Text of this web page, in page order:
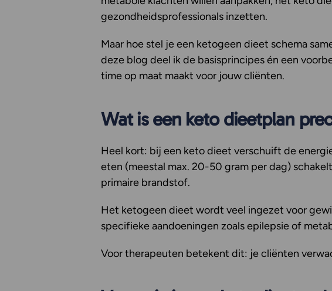
gezondheidsprofessionals inzetten.
Maar hoe stel je een ketogeen dieet schema
deze blog deel ik de basisprincipes én een
time op maat maakt voor jouw cliënten.
Wat is een keto dieetplan
Heel kort: bij een keto dieet verschuift de
eten (meestal max. 20-50 gram per dag)
primaire brandstof.
Het ketogeen dieet wordt veel ingezet voor
specifieke aandoeningen zoals epilepsie of
Voor therapeuten betekent dit: je cliënten